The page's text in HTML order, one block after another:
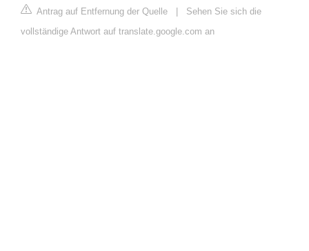
Antrag auf Entfernung der Quelle | Sehen Sie sich die
vollständige Antwort auf translate.google.com an